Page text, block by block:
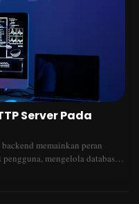
Server Pada
memainkan peran
mengelola database,